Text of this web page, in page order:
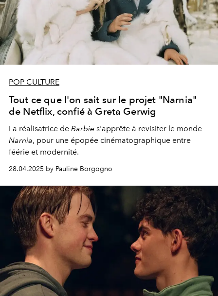
POP CULTURE
Tout ce que l'on sait sur le projet "Narnia"
de Netflix, confié à Greta Gerwig
La réalisatrice de Barbie s'apprête à revisiter le monde
Narnia, pour une épopée cinématographique entre
féérie et modernité.
28.04.2025 by Pauline Borgogno